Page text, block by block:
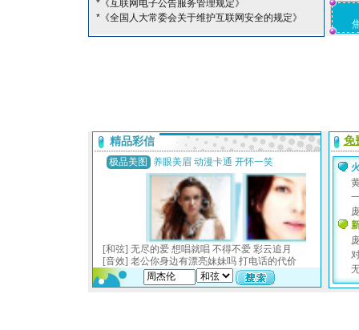
*《互联网电子公告服务管理规定》
*《全国人大常委会关于维护互联网安全的规定》